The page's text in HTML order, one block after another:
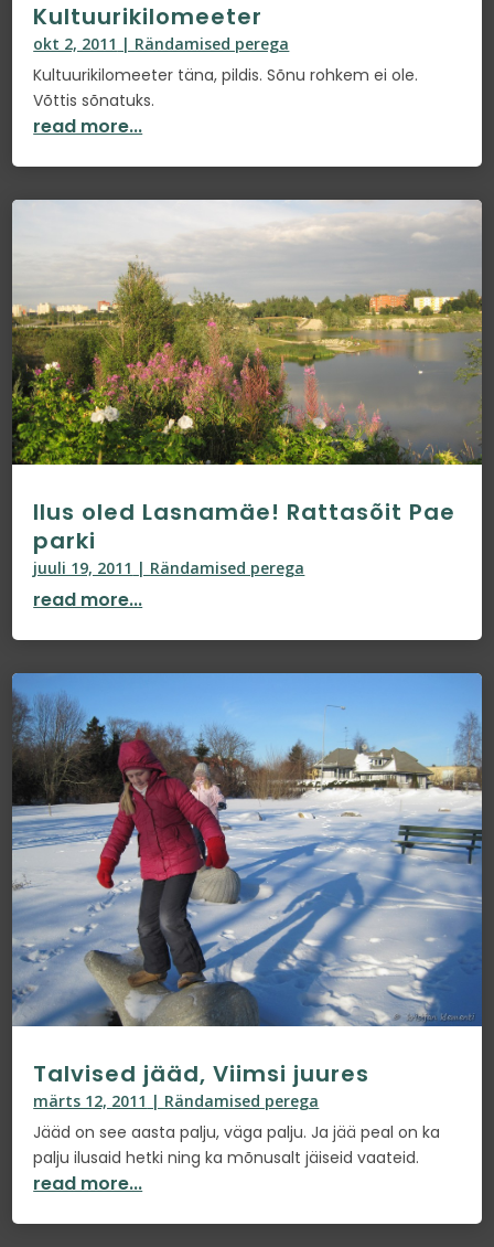
Kultuurikilomeeter
okt 2, 2011 | Rändamised perega
Kultuurikilomeeter täna, pildis. Sõnu rohkem ei ole.
Võttis sõnatuks.
read more...
Ilus oled Lasnamäe! Rattasõit Pae
parki
juuli 19, 2011 | Rändamised perega
read more...
Talvised jääd, Viimsi juures
märts 12, 2011 | Rändamised perega
Jääd on see aasta palju, väga palju. Ja jää peal on ka
palju ilusaid hetki ning ka mõnusalt jäiseid vaateid.
read more...